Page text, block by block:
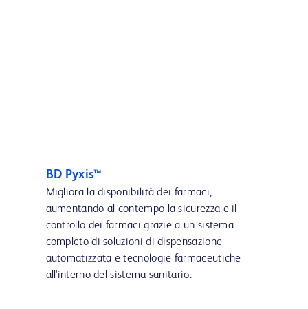
BD Pyxis™
Migliora la disponibilità dei farmaci,
aumentando al contempo la sicurezza e il
controllo dei farmaci grazie a un sistema
completo di soluzioni di dispensazione
automatizzata e tecnologie farmaceutiche
all'interno del sistema sanitario.